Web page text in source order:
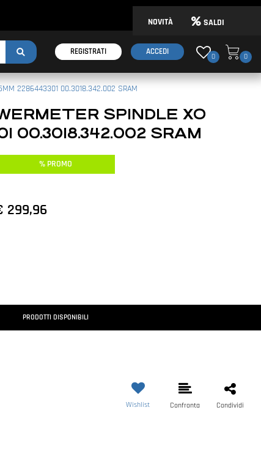
NOVITÀ SALDI
REGISTRATI ACCEDI
0 0
2286443301 00.3018.342.002 SRAM
SPINDLE XO
00.3018.342.002 SRAM
% PROMO
299,96
PRODOTTI DISPONIBILI
Wishlist Confronta Condividi